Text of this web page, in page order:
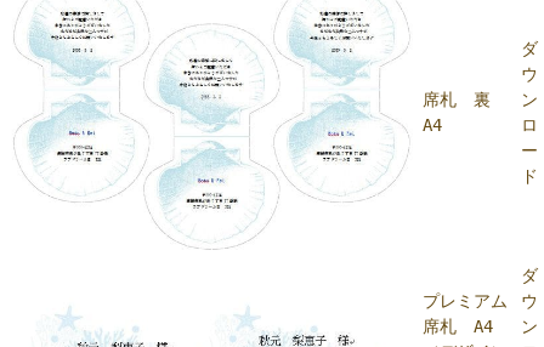
席札 裏
A4
ダ
ウ
ン
ロ
ー
ド
プレミアム
席札 A4
ダ
ウ
ン